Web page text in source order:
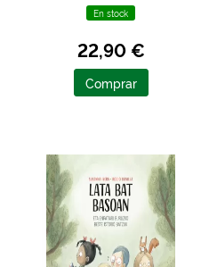
En stock
22,90 €
Comprar